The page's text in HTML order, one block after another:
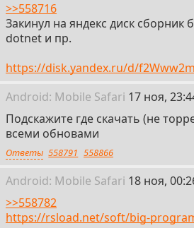
>>558716
Закинул на яндекс диск сборник
dotnet и пр.
https://disk.yandex.ru/d/
Android: Mobile Safari 59
17 ноя,
Подскажите где скачать (не
всеми обновами
Ответы 558791 558866
Android: Mobile Safari 60
18 ноя,
>>558782
https://rsload.net/soft/big-